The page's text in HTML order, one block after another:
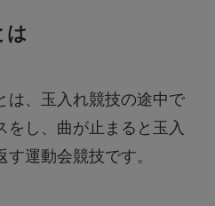
は
は、玉入れ競技の途中で
をし、曲が止まると玉入
運動会競技です。